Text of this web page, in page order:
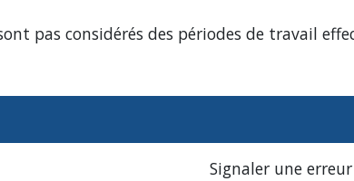
pas considérés des périodes de travail
Signaler une